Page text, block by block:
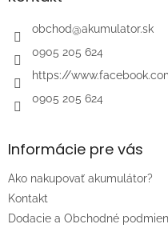
obchod@akumulator.sk
0905 205 624
https://
0905 205 624
Informácie pre vás
Ako nakupovať akumulátor?
Kontakt
Dodacie a Obchodné